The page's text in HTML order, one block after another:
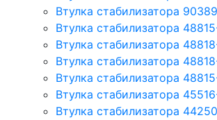
Втулка стабилизатора
Втулка стабилизатора
Втулка стабилизатора
Втулка стабилизатора
Втулка стабилизатора
Втулка стабилизатора
Втулка стабилизатора